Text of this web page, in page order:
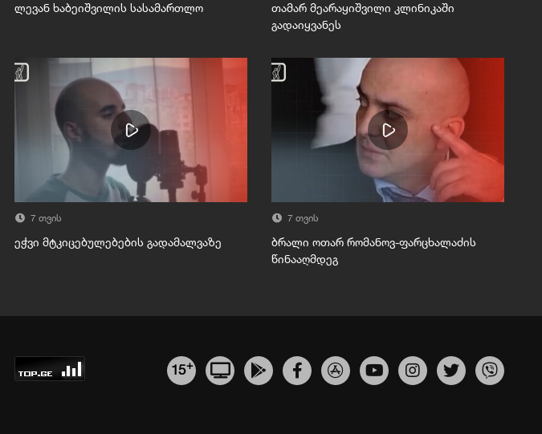
ლევან ხაბეიშვილის სასამართლო
თამარ მეარაყიშვილი კლინიკაში
გადაიყვანეს
7 თვის
ეჭვი მტკიცებულებების გადამალვაზე
7 თვის
ბრალი ოთარ რომანოვ-ფარცხალაძის
წინააღმდეგ
15+